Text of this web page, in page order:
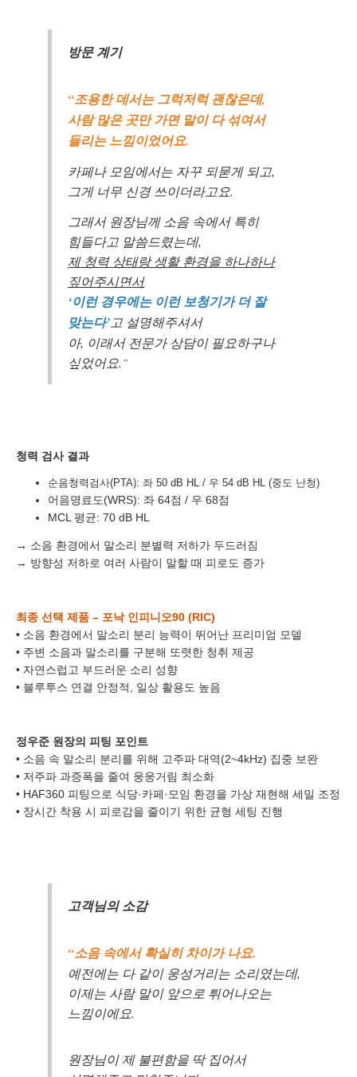
방문 계기
“조용한 데서는 그럭저럭 괜찮은데,
사람 많은 곳만 가면 말이 다 섞여서
들리는 느낌이었어요.
카페나 모임에서는 자꾸 되묻게 되고,
그게 너무 신경 쓰이더라고요.
그래서 원장님께 소음 속에서 특히
힘들다고 말씀드렸는데,
제 청력 상태랑 생활 환경을 하나하나
짚어주시면서
‘이런 경우에는 이런 보청기가 더 잘
맞는다’ 고 설명해주셔서
아, 이래서 전문가 상담이 필요하구나
싶었어요. ”
청력 검사 결과
순음청력검사(PTA): 좌 50 dB HL / 우 54 dB HL (중도 난청)
어음명료도(WRS): 좌 64점 / 우 68점
MCL 평균: 70 dB HL
→ 소음 환경에서 말소리 분별력 저하가 두드러짐
→ 방향성 저하로 여러 사람이 말할 때 피로도 증가
최종 선택 제품 – 포낙 인피니오90 (RIC)
• 소음 환경에서 말소리 분리 능력이 뛰어난 프리미엄 모델
• 주변 소음과 말소리를 구분해 또렷한 청취 제공
• 자연스럽고 부드러운 소리 성향
• 블루투스 연결 안정적, 일상 활용도 높음
정우준 원장의 피팅 포인트
• 소음 속 말소리 분리를 위해 고주파 대역(2~4kHz) 집중 보완
• 저주파 과증폭을 줄여 웅웅거림 최소화
• HAF360 피팅으로 식당·카페·모임 환경을 가상 재현해 세밀 조정
• 장시간 착용 시 피로감을 줄이기 위한 균형 세팅 진행
고객님의 소감
“소음 속에서 확실히 차이가 나요.
예전에는 다 같이 웅성거리는 소리였는데,
이제는 사람 말이 앞으로 튀어나오는
느낌이에요.
원장님이 제 불편함을 딱 집어서
이름
연락처 - -
예약날짜
예약시간
내용